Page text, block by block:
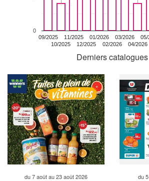
09/2025
10/2025
11/2025
12/2025
01/2026
02/2026
03/2026
04/2026
05/
0
Derniers catalogues
du 7 août au 23 août 2026 du